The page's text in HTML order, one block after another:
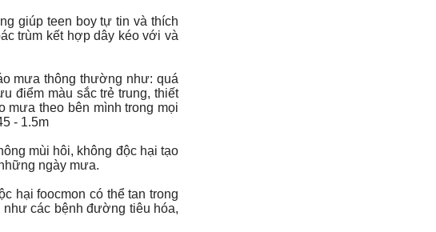
giúp teen boy tự tin và thích
trùm kết hợp dây kéo với và
mưa thông thường như: quá
điểm màu sắc trẻ trung, thiết
mưa theo bên mình trong mọi
- 1.5m
mùi hôi, không độc hại tạo
ngày mưa.
hại foocmon có thể tan trong
các bệnh đường tiêu hóa,